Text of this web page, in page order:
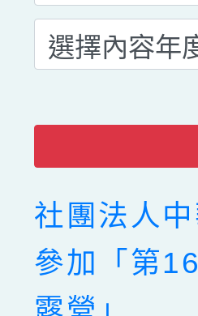
社團法人
參加「第